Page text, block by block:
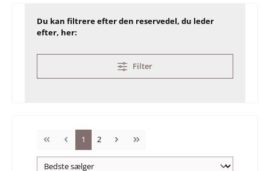
Du kan filtrere efter den reservedel, du leder
efter, her:
Filter
Side
1 Side
2